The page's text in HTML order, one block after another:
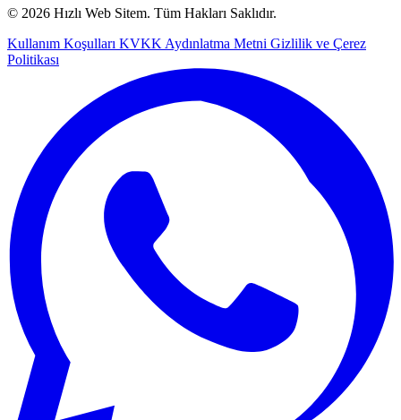
© 2026 Hızlı Web Sitem. Tüm Hakları Saklıdır.
Kullanım Koşulları KVKK Aydınlatma Metni Gizlilik ve Çerez
Politikası